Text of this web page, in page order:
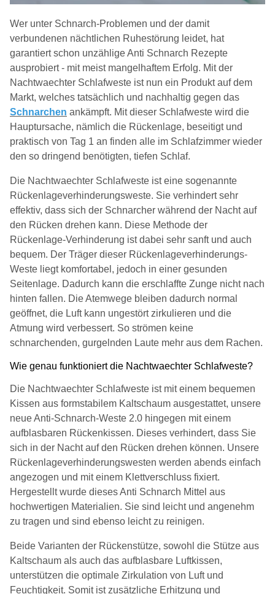
Wer unter Schnarch-Problemen und der damit
verbundenen nächtlichen Ruhestörung leidet, hat
garantiert schon unzählige Anti Schnarch Rezepte
ausprobiert - mit meist mangelhaftem Erfolg. Mit der
Nachtwaechter Schlafweste ist nun ein Produkt auf dem
Markt, welches tatsächlich und nachhaltig gegen das
Schnarchen ankämpft. Mit dieser Schlafweste wird die
Hauptursache, nämlich die Rückenlage, beseitigt und
praktisch von Tag 1 an finden alle im Schlafzimmer wieder
den so dringend benötigten, tiefen Schlaf.
Die Nachtwaechter Schlafweste ist eine sogenannte
Rückenlageverhinderungsweste. Sie verhindert sehr
effektiv, dass sich der Schnarcher während der Nacht auf
den Rücken drehen kann. Diese Methode der
Rückenlage-Verhinderung ist dabei sehr sanft und auch
bequem. Der Träger dieser Rückenlageverhinderungs-
Weste liegt komfortabel, jedoch in einer gesunden
Seitenlage. Dadurch kann die erschlaffte Zunge nicht nach
hinten fallen. Die Atemwege bleiben dadurch normal
geöffnet, die Luft kann ungestört zirkulieren und die
Atmung wird verbessert. So strömen keine
schnarchenden, gurgelnden Laute mehr aus dem Rachen.
Wie genau funktioniert die Nachtwaechter Schlafweste?
Die Nachtwaechter Schlafweste ist mit einem bequemen
Kissen aus formstabilem Kaltschaum ausgestattet, unsere
neue Anti-Schnarch-Weste 2.0 hingegen mit einem
aufblasbaren Rückenkissen. Dieses verhindert, dass Sie
sich in der Nacht auf den Rücken drehen können. Unsere
Rückenlageverhinderungswesten werden abends einfach
angezogen und mit einem Klettverschluss fixiert.
Hergestellt wurde dieses Anti Schnarch Mittel aus
hochwertigen Materialien. Sie sind leicht und angenehm
zu tragen und sind ebenso leicht zu reinigen.
Beide Varianten der Rückenstütze, sowohl die Stütze aus
Kaltschaum als auch das aufblasbare Luftkissen,
unterstützen die optimale Zirkulation von Luft und
Feuchtigkeit. Somit ist zusätzliche Erhitzung und